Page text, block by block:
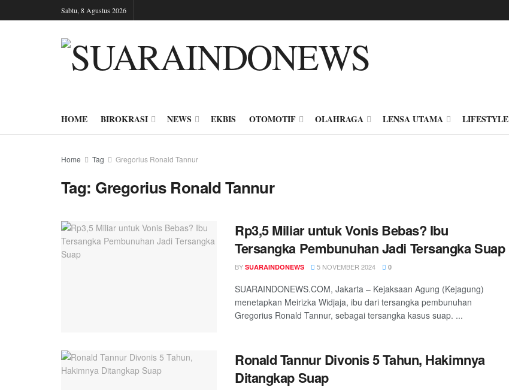
Sabtu, 8 Agustus 2026
HOME BIROKRASI NEWS EKBIS OTOMOTIF OLAHRAGA LENSA UTAMA LIFESTYLE
Home Tag Gregorius Ronald Tannur
Tag: Gregorius Ronald Tannur
Rp3,5 Miliar untuk Vonis Bebas? Ibu
Tersangka Pembunuhan Jadi Tersangka Suap
BY SUARAINDONEWS 5 NOVEMBER 2024 0
SUARAINDONEWS.COM, Jakarta – Kejaksaan Agung (Kejagung)
menetapkan Meirizka Widjaja, ibu dari tersangka pembunuhan
Gregorius Ronald Tannur, sebagai tersangka kasus suap. ...
Ronald Tannur Divonis 5 Tahun, Hakimnya
Ditangkap Suap